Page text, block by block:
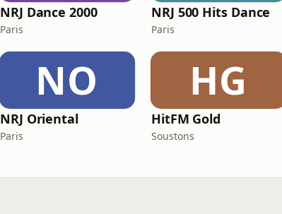
NRJ Dance 2000
Paris
NRJ 500 Hits Dance
Paris
NO
NRJ Oriental
Paris
HG
HitFM Gold
Soustons